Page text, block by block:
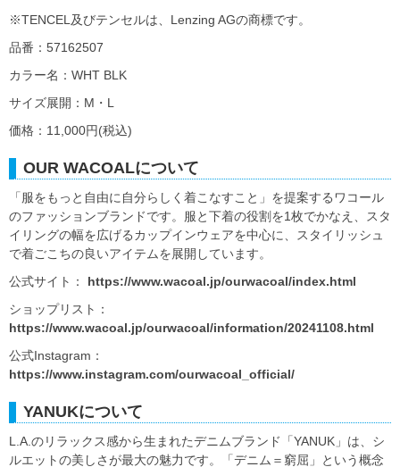
※TENCEL及びテンセルは、Lenzing AGの商標です。
品番：57162507
カラー名：WHT BLK
サイズ展開：M・L
価格：11,000円(税込)
OUR WACOALについて
「服をもっと自由に自分らしく着こなすこと」を提案するワコール
のファッションブランドです。服と下着の役割を1枚でかなえ、スタ
イリングの幅を広げるカップインウェアを中心に、スタイリッシュ
で着ごこちの良いアイテムを展開しています。
公式サイト： https://www.wacoal.jp/ourwacoal/index.html
ショップリスト：
https://www.wacoal.jp/ourwacoal/information/20241108.html
公式Instagram：
https://www.instagram.com/ourwacoal_official/
YANUKについて
L.A.のリラックス感から生まれたデニムブランド「YANUK」は、シ
ルエットの美しさが最大の魅力です。「デニム＝窮屈」という概念